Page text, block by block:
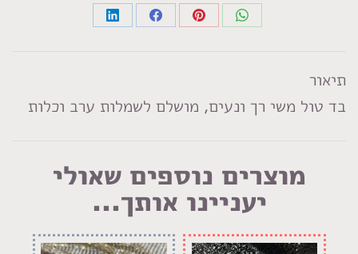
Share
Share
Share
Share
תיאור
בד טול משי רך ונעים, מושלם לשמלות ערב וכלות
מוצרים נוספים שאולי
יעניינו אותך...